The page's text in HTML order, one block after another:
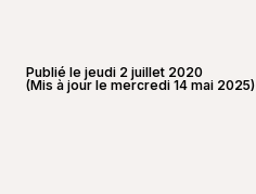
Publié le jeudi 2 juillet 2020
(Mis à jour le mercredi 14 mai 2025)